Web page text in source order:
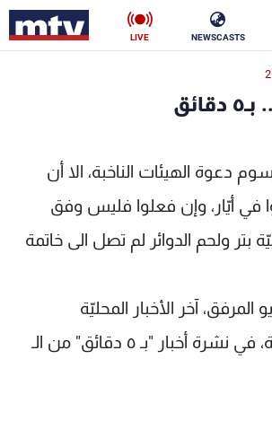
NEWSCASTS
LIVE
دعوة الهيئات الناخبة، الا أن
في أيّار، وإن فعلوا فليس وفق
بتر ولحم الدوائر لم تصل الى خاتمة
المرفق، آخر الأخبار المحليّة
والإقليميّة والدوليّة، في نشرة أخبار "بـ ٥ دقائق" من الـ
ناس
فن
رياضة